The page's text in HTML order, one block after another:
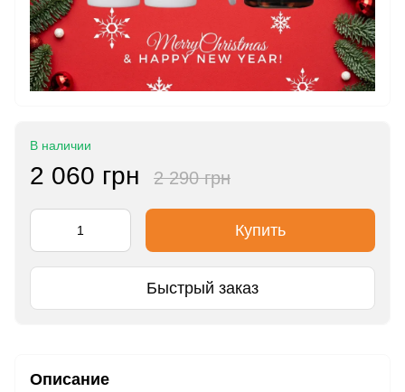
В наличии
2 060 грн 2 290 грн
Купить
Быстрый заказ
Описание